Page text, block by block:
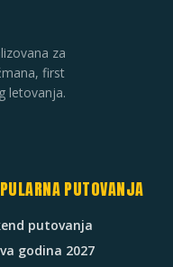
za
first
letovanja.
PUTOVANJA
putovanja
godina 2027